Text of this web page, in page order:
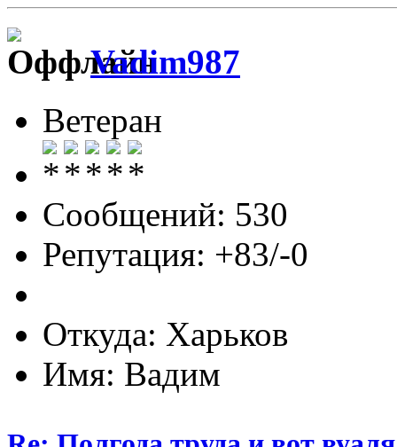
Vadim987
Ветеран
Сообщений: 530
Репутация: +83/-0
Откуда: Харьков
Имя: Вадим